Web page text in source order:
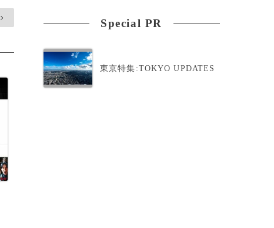
> Special PR
東京特集:TOKYO UPDATES